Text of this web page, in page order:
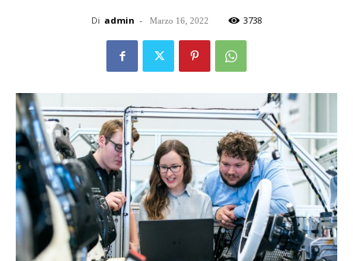
Di admin - Marzo 16, 2022 3738